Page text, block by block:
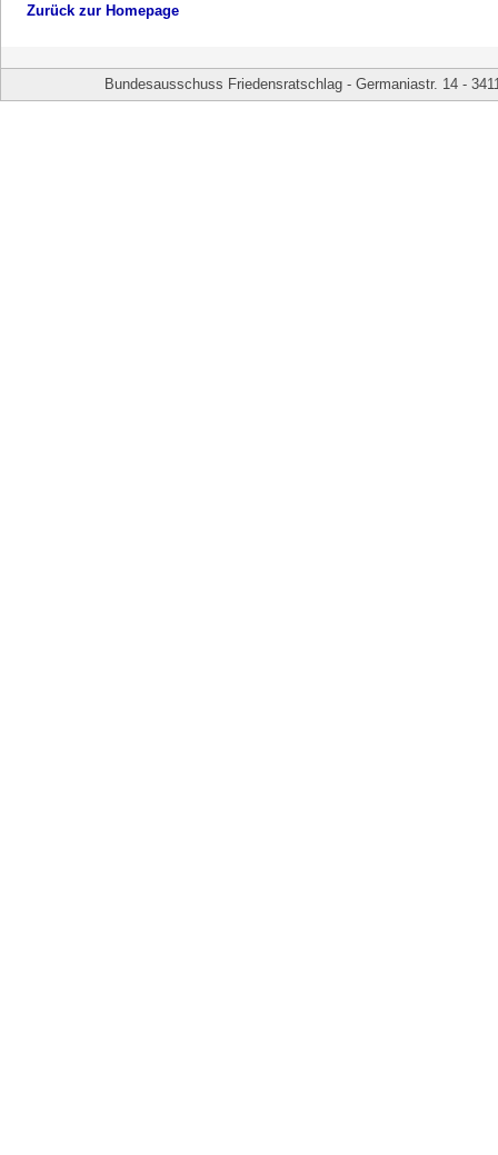
Zurück zur Homepage
Bundesausschuss Friedensratschlag - Germaniastr. 14 -